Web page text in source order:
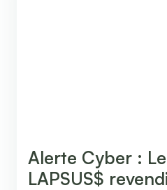
Alerte Cyber :
LAPSUS$